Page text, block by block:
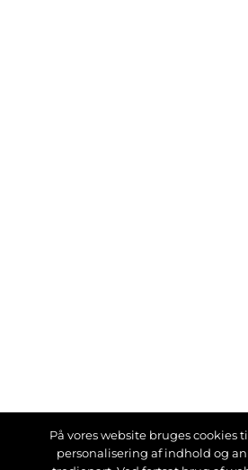
På vores website bruges
personalisering af indhold og